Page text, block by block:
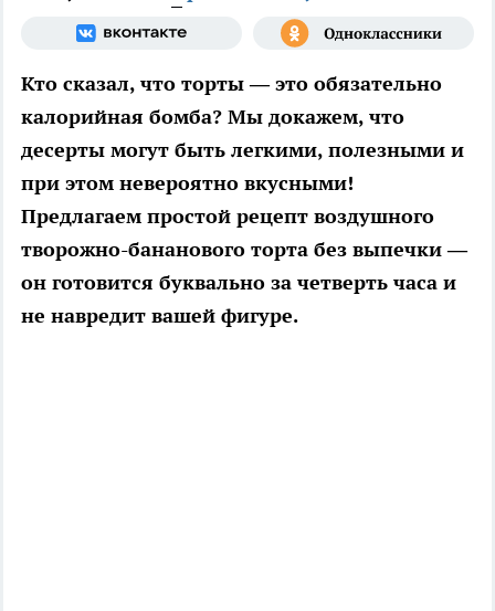
Кто сказал, что торты — это обязательно
калорийная бомба? Мы докажем, что
десерты могут быть легкими, полезными и
при этом невероятно вкусными!
Предлагаем простой рецепт воздушного
творожно-бананового торта без выпечки —
он готовится буквально за четверть часа и
не навредит вашей фигуре.